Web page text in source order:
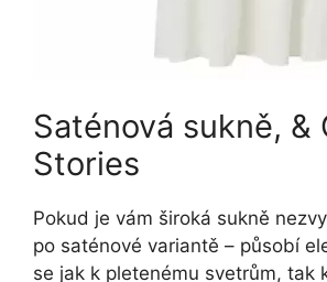
Saténová sukně, &
Stories
Pokud je vám široká sukně
po saténové variantě – působí
se jak k pletenému svetrům, tak